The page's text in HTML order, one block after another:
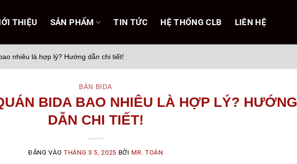
THIỆU SẢN PHẨM TIN TỨC HỆ THỐNG CLB LIÊN HỆ
nhiêu là hợp lý? Hướng dẫn chi tiết!
BÀN BIDA
BIDA BAO NHIÊU LÀ HỢP LÝ? HƯỚNG
DẪN CHI TIẾT!
ĐĂNG VÀO THÁNG 3 5, 2025 BỞI MR. TOÀN